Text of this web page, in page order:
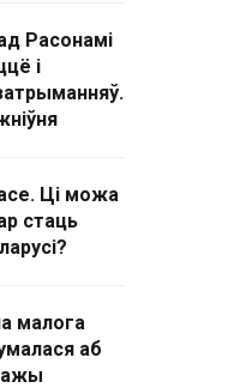
Расонамі
і
Ці можа
стаць
малога
аб